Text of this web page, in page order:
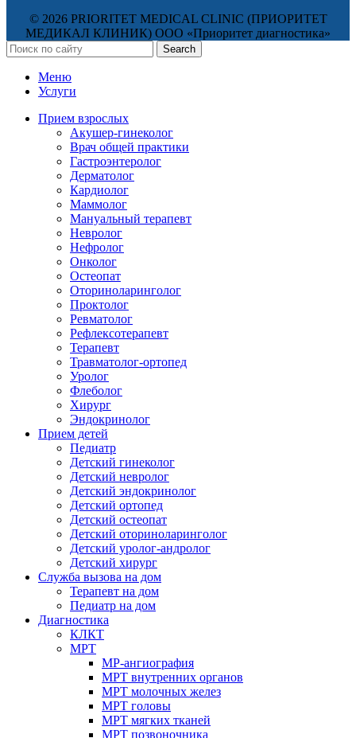
© 2026 PRIORITET MEDICAL CLINIC (ПРИОРИТЕТ
МЕДИКАЛ КЛИНИК) ООО «Приоритет диагностика»
Search
Меню
Услуги
Прием взрослых
Акушер-гинеколог
Врач общей практики
Гастроэнтеролог
Дерматолог
Кардиолог
Маммолог
Мануальный терапевт
Невролог
Нефролог
Онколог
Остеопат
Оториноларинголог
Проктолог
Ревматолог
Рефлексотерапевт
Терапевт
Травматолог-ортопед
Уролог
Флеболог
Хирург
Эндокринолог
Прием детей
Педиатр
Детский гинеколог
Детский невролог
Детский эндокринолог
Детский ортопед
Детский остеопат
Детский оториноларинголог
Детский уролог-андролог
Детский хирург
Служба вызова на дом
Терапевт на дом
Педиатр на дом
Диагностика
КЛКТ
МРТ
МР-ангиография
МРТ внутренних органов
МРТ молочных желез
МРТ головы
МРТ мягких тканей
МРТ позвоночника